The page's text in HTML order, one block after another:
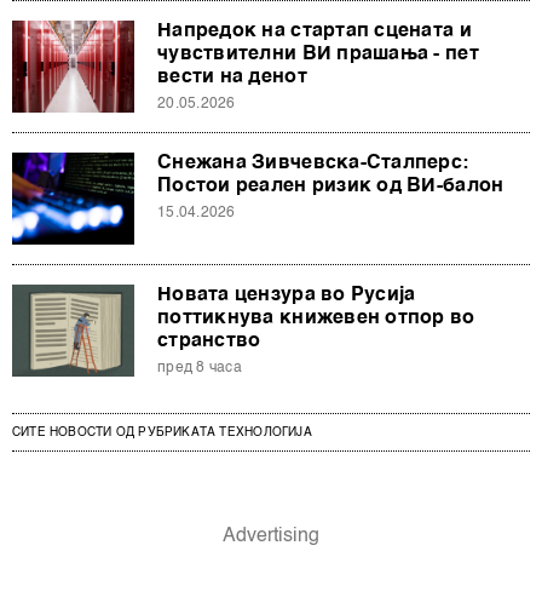
Напредок на стартап сцената и
чувствителни ВИ прашања - пет
вести на денот
20.05.2026
Снежана Зивчевска-Сталперс:
Постои реален ризик од ВИ-балон
15.04.2026
Новата цензура во Русија
поттикнува книжевен отпор во
странство
пред 8 часа
СИТЕ НОВОСТИ ОД РУБРИКАТА ТЕХНОЛОГИЈА